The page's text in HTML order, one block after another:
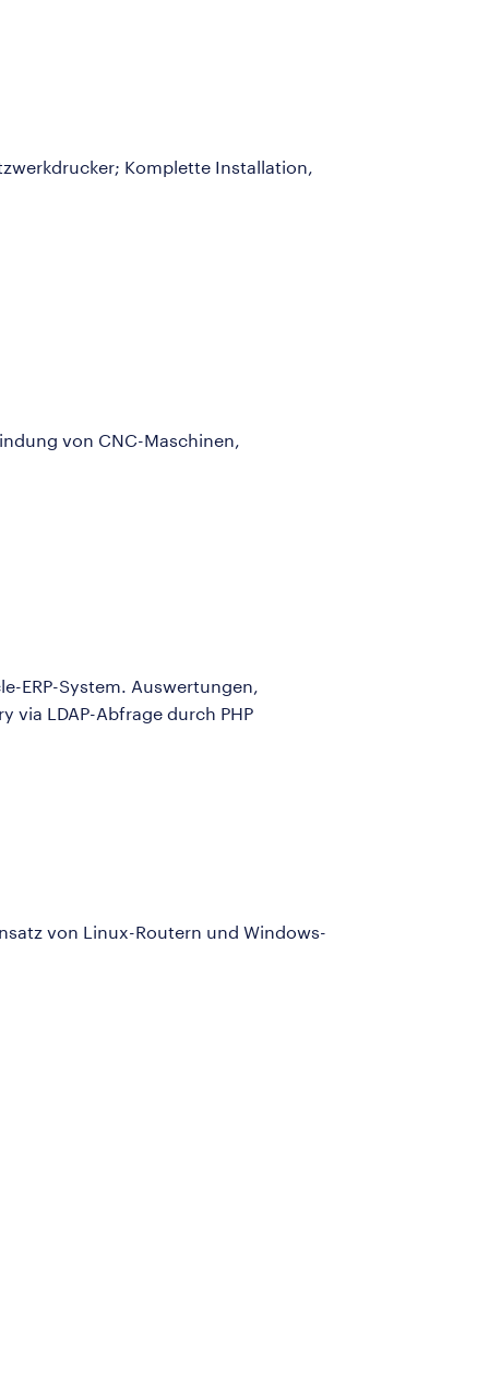
Komplette Installation,
von CNC-Maschinen,
ERP-System. Auswertungen,
via LDAP-Abfrage durch PHP
von Linux-Routern und Windows-